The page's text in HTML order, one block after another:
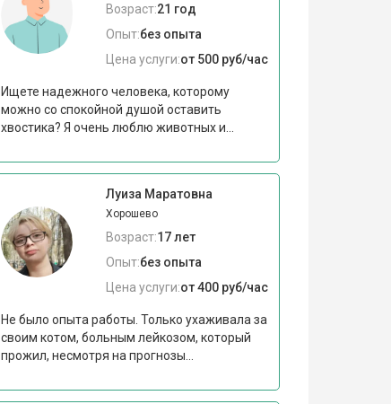
Возраст:21 год
Опыт:без опыта
Цена услуги:от 500 руб/час
Ищете надежного человека, которому
можно со спокойной душой оставить
хвостика? Я очень люблю животных и...
Луиза Маратовна
Хорошево
Возраст:17 лет
Опыт:без опыта
Цена услуги:от 400 руб/час
Не было опыта работы. Только ухаживала за
своим котом, больным лейкозом, который
прожил, несмотря на прогнозы...